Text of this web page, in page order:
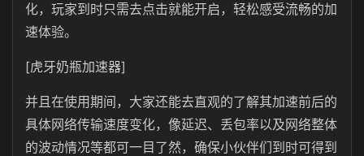
化，玩家到时只需去点击就能开启，轻松感受流畅的加
速体验。
[虎牙奶瓶加速器]
并且在使用期间，大家还能去直观的了解其加速前后的
具体网络传输速度变化，像延迟、丢包率以及网络整体
的波动情况等都可一目了然，确保小伙伴们到时可得到